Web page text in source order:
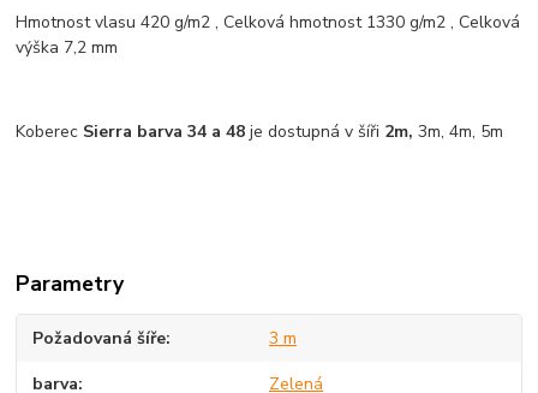
Hmotnost vlasu 420 g/m2 , Celková hmotnost 1330 g/m2 , Celková
výška 7,2 mm
Koberec Sierra barva 34 a 48 je dostupná v šíři 2m, 3m, 4m, 5m
Parametry
Požadovaná šíře 3 m
barva Zelená